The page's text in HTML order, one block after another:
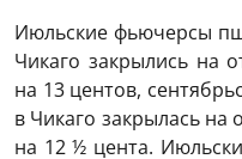
Июльские фьючерсы
Чикаго закрылись на
на 13 центов,
в Чикаго закрылась на
на 12 ½ цента.